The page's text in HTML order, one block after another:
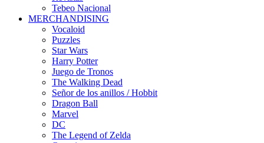
Tebeo Nacional
MERCHANDISING
Vocaloid
Puzzles
Star Wars
Harry Potter
Juego de Tronos
The Walking Dead
Señor de los anillos / Hobbit
Dragon Ball
Marvel
DC
The Legend of Zelda